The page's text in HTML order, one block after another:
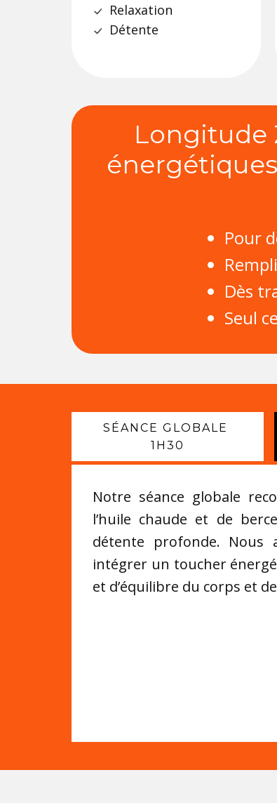
Relaxation
Détente
Longitude
Pour
Dès
Seul
SÉANCE GLOBALE
1H30
Notre séance globale
l’huile chaude et de
détente profonde. Nous
intégrer un toucher
et d’équilibre du corps et